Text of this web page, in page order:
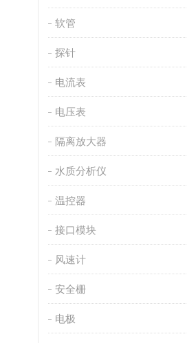
软管
探针
电流表
电压表
隔离放大器
水质分析仪
温控器
接口模块
风速计
安全栅
电极